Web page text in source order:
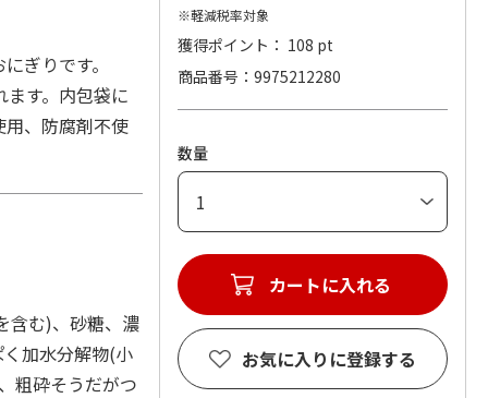
ぎりです。
す。内包袋に
、防腐剤不使
含む)、砂糖、濃
加水分解物(小
粗砕そうだがつ
※軽減税率対象
獲得ポイント： 108 pt
商品番号
9975212280
数量
カートに入れる
お気に入りに登録する